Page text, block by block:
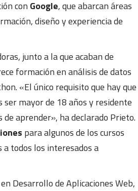
con Google, que abarcan áreas
diseño y experiencia de
junto a la que acaban de
formación en análisis de datos
«El único requisito que hay que
mayor de 18 años y residente
aprender», ha declarado Prieto.
para algunos de los cursos
a todos los interesados a
Desarrollo de Aplicaciones Web,